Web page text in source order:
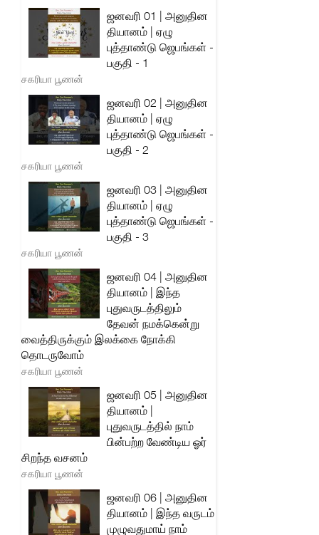
ஜனவரி 01 | அனுதின
தியானம் | ஏழு
புத்தாண்டு ஜெபங்கள் -
பகுதி - 1
சகரியா பூணன்
ஜனவரி 02 | அனுதின
தியானம் | ஏழு
புத்தாண்டு ஜெபங்கள் -
பகுதி - 2
சகரியா பூணன்
ஜனவரி 03 | அனுதின
தியானம் | ஏழு
புத்தாண்டு ஜெபங்கள் -
பகுதி - 3
சகரியா பூணன்
ஜனவரி 04 | அனுதின
தியானம் | இந்த
புதுவருடத்திலும்
தேவன் நமக்கென்று
வைத்திருக்கும் இலக்கை நோக்கி
தொடருவோம்
சகரியா பூணன்
ஜனவரி 05 | அனுதின
தியானம் |
புதுவருடத்தில் நாம்
பின்பற்ற வேண்டிய ஓர்
சிறந்த வசனம்
சகரியா பூணன்
ஜனவரி 06 | அனுதின
தியானம் | இந்த வருடம்
முழுவதுமாய் நாம்